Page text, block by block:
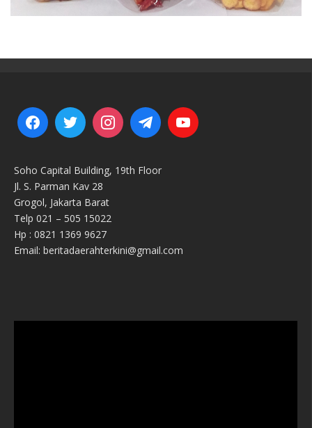
Soho Capital Building, 19th Floor
Jl. S. Parman Kav 28
Grogol, Jakarta Barat
Telp 021 – 505 15022
Hp : 0821 1369 9627
Email: beritadaerahterkini@gmail.com